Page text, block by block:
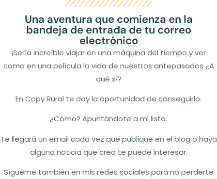
Una aventura que comienza en la
bandeja de entrada de tu correo
electrónico
¡Sería increíble viajar en una máquina del tiempo y ver
como en una película la vida de nuestros antepasados ¿A
qué sí?
En Copy Rural te doy la oportunidad de conseguirlo.
¿Cómo? Apuntándote a mi lista.
Te llegará un email cada vez que publique en el blog o haya
alguna noticia que crea te puede interesar.
Sígueme también en mis redes sociales para no perderte